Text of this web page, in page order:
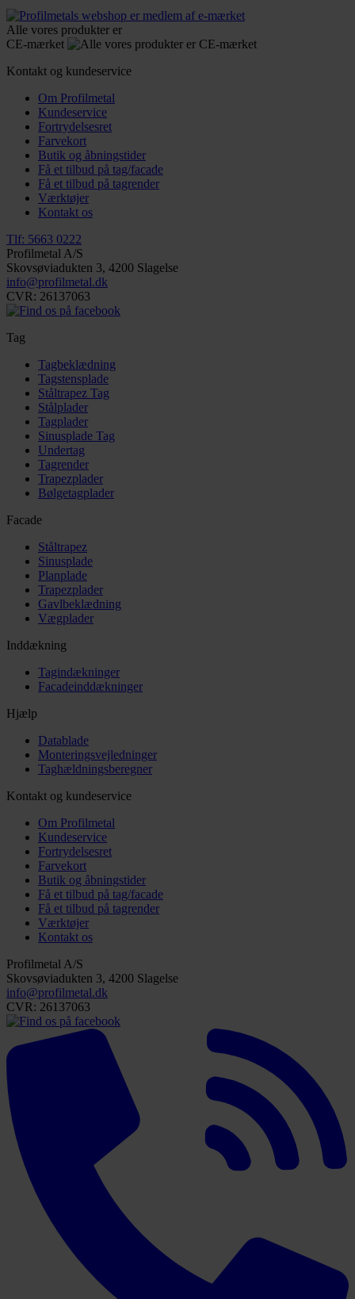
Alle vores produkter er
CE-mærket
Kontakt og kundeservice
Om Profilmetal
Kundeservice
Fortrydelsesret
Farvekort
Butik og åbningstider
Få et tilbud på tag/facade
Få et tilbud på tagrender
Værktøjer
Kontakt os
Tlf: 5663 0222
Profilmetal A/S
Skovsøviadukten 3, 4200 Slagelse
info@profilmetal.dk
CVR: 26137063
Tag
Tagbeklædning
Tagstensplade
Ståltrapez Tag
Stålplader
Tagplader
Sinusplade Tag
Undertag
Tagrender
Trapezplader
Bølgetagplader
Facade
Ståltrapez
Sinusplade
Planplade
Trapezplader
Gavlbeklædning
Vægplader
Inddækning
Tagindækninger
Facadeinddækninger
Hjælp
Datablade
Monteringsvejledninger
Taghældningsberegner
Kontakt og kundeservice
Om Profilmetal
Kundeservice
Fortrydelsesret
Farvekort
Butik og åbningstider
Få et tilbud på tag/facade
Få et tilbud på tagrender
Værktøjer
Kontakt os
Profilmetal A/S
Skovsøviadukten 3, 4200 Slagelse
info@profilmetal.dk
CVR: 26137063